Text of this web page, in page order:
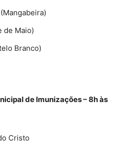
de Maio)
Branco)
de Imunizações – 8h às
Cristo